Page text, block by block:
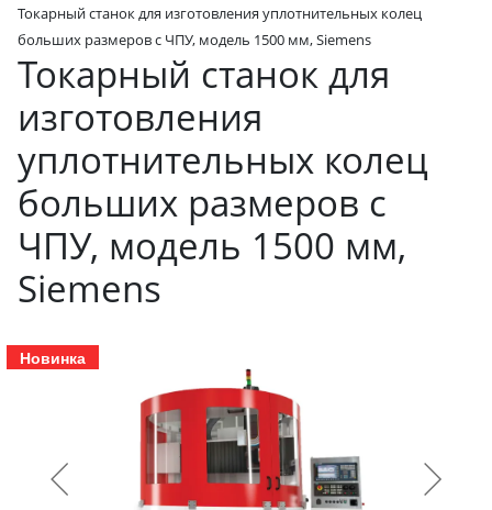
Токарный станок для изготовления уплотнительных колец
больших размеров с ЧПУ, модель 1500 мм, Siemens
Токарный станок для
изготовления
уплотнительных колец
больших размеров с
ЧПУ, модель 1500 мм,
Siemens
Новинка